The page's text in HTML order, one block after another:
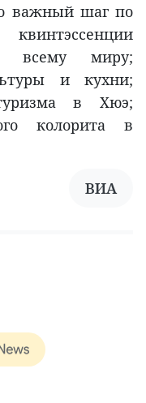
важный шаг по
всему миру;
и кухни;
в Хюэ;
колорита в
ВИА